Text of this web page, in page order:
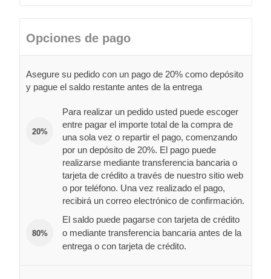
Opciones de pago
Asegure su pedido con un pago de 20% como depósito
y pague el saldo restante antes de la entrega
20%
Para realizar un pedido usted puede escoger
entre pagar el importe total de la compra de
una sola vez o repartir el pago, comenzando
por un depósito de 20%. El pago puede
realizarse mediante transferencia bancaria o
tarjeta de crédito a través de nuestro sitio web
o por teléfono. Una vez realizado el pago,
recibirá un correo electrónico de confirmación.
80%
El saldo puede pagarse con tarjeta de crédito
o mediante transferencia bancaria antes de la
entrega o con tarjeta de crédito.